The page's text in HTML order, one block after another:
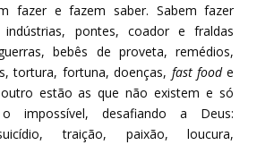
fazer e fazem saber. Sabem fazer
pontes, coador e fraldas
bebês de proveta, remédios,
tortura, fortuna, doenças, fast foode
estão as que não existem e só
impossível, desafiando a Deus:
traição, paixão, loucura,